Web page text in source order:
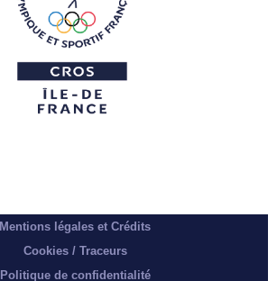
Mentions légales et Crédits
Cookies / Traceurs
Politique de confidentialité